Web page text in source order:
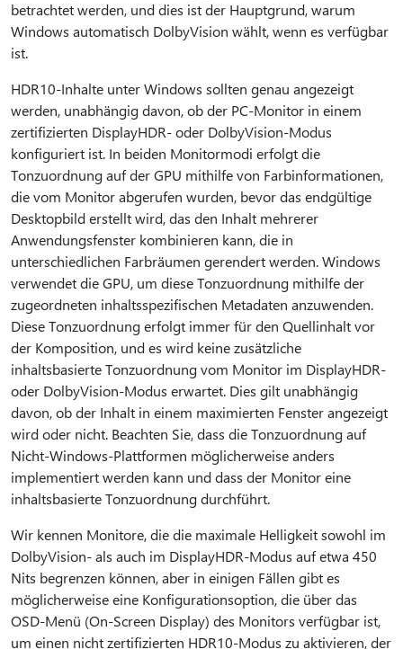
betrachtet werden, und dies ist der Hauptgrund, warum
Windows automatisch DolbyVision wählt, wenn es verfügbar
ist.
HDR10-Inhalte unter Windows sollten genau angezeigt
werden, unabhängig davon, ob der PC-Monitor in einem
zertifizierten DisplayHDR- oder DolbyVision-Modus
konfiguriert ist. In beiden Monitormodi erfolgt die
Tonzuordnung auf der GPU mithilfe von Farbinformationen,
die vom Monitor abgerufen wurden, bevor das endgültige
Desktopbild erstellt wird, das den Inhalt mehrerer
Anwendungsfenster kombinieren kann, die in
unterschiedlichen Farbräumen gerendert werden. Windows
verwendet die GPU, um diese Tonzuordnung mithilfe der
zugeordneten inhaltsspezifischen Metadaten anzuwenden.
Diese Tonzuordnung erfolgt immer für den Quellinhalt vor
der Komposition, und es wird keine zusätzliche
inhaltsbasierte Tonzuordnung vom Monitor im DisplayHDR-
oder DolbyVision-Modus erwartet. Dies gilt unabhängig
davon, ob der Inhalt in einem maximierten Fenster angezeigt
wird oder nicht. Beachten Sie, dass die Tonzuordnung auf
Nicht-Windows-Plattformen möglicherweise anders
implementiert werden kann und dass der Monitor eine
inhaltsbasierte Tonzuordnung durchführt.
Wir kennen Monitore, die die maximale Helligkeit sowohl im
DolbyVision- als auch im DisplayHDR-Modus auf etwa 450
Nits begrenzen können, aber in einigen Fällen gibt es
möglicherweise eine Konfigurationsoption, die über das
OSD-Menü (On-Screen Display) des Monitors verfügbar ist,
um einen nicht zertifizierten HDR10-Modus zu aktivieren, der